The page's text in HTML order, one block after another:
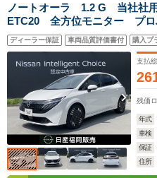
ノートオーラ 1.2 G 当社社
ETC20 全方位モニター プ
ル BOSEサウンド 衝突被害
衝突防止アシスト
ディーラー保証 車両品質評価書付 購入プ
支払
残価
年式
車検
保証
住所